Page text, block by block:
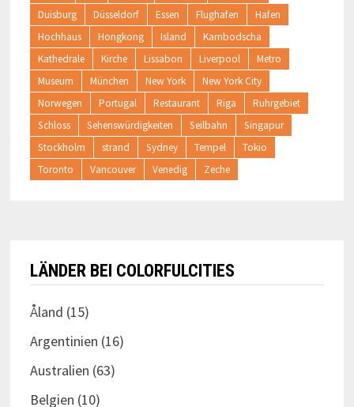
Duisburg
Düsseldorf Essen Flughafen
Hafen
Hochhaus
Hongkong Island
Kambodscha
Kathedrale
Kirche Lissabon Liverpool
Metro
Museum
München New York
New York City
Norwegen
Portugal Restaurant Riga
Ruhrgebiet
Schloss
Sehenswürdigkeiten Seilbahn
Singapur
Stockholm
strand Sydney Tempel
Tokio
Toronto
Vancouver Venedig Zeche
LÄNDER BEI COLORFULCITIES
Åland (15)
Argentinien (16)
Australien (63)
Belgien (10)